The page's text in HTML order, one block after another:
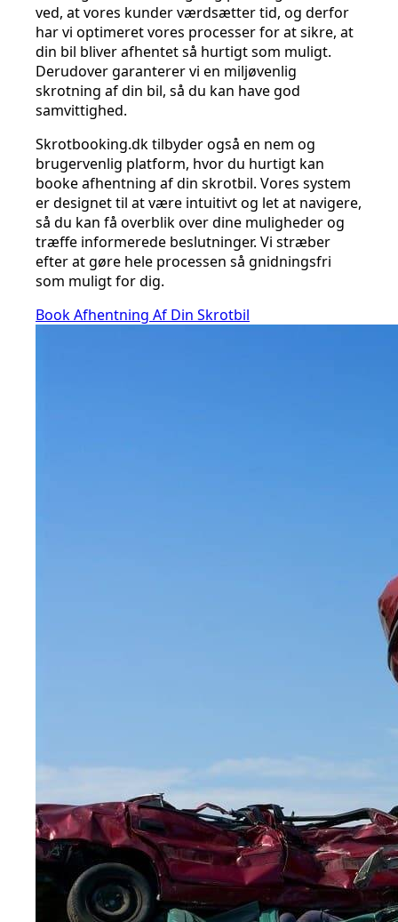
ved, at vores kunder værdsætter tid, og derfor
har vi optimeret vores processer for at sikre, at
din bil bliver afhentet så hurtigt som muligt.
Derudover garanterer vi en miljøvenlig
skrotning af din bil, så du kan have god
samvittighed.
Skrotbooking.dk tilbyder også en nem og
brugervenlig platform, hvor du hurtigt kan
booke afhentning af din skrotbil. Vores system
er designet til at være intuitivt og let at navigere,
så du kan få overblik over dine muligheder og
træffe informerede beslutninger. Vi stræber
efter at gøre hele processen så gnidningsfri
som muligt for dig.
Book Afhentning Af Din Skrotbil